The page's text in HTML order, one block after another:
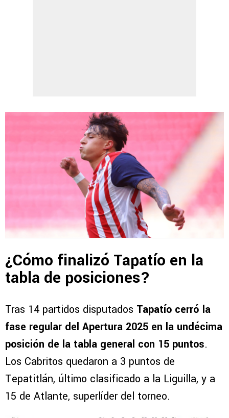
¿Cómo finalizó Tapatío en la
tabla de posiciones?
Tras 14 partidos disputados Tapatío cerró la
fase regular del Apertura 2025 en la undécima
posición de la tabla general con 15 puntos.
Los Cabritos quedaron a 3 puntos de
Tepatitlán, último clasificado a la Liguilla, y a
15 de Atlante, superlíder del torneo.